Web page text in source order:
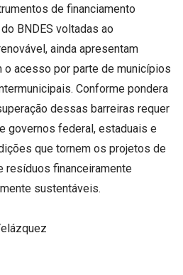
de financiamento
BNDES voltadas ao
ainda apresentam
acesso por parte de municípios
Conforme pondera
dessas barreiras requer
governos federal, estaduais e
que tornem os projetos de
resíduos financeiramente
sustentáveis.